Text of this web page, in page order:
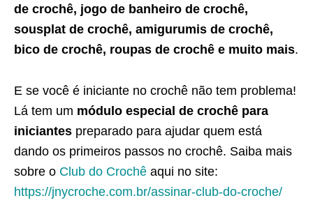
de crochê, jogo de banheiro de crochê,
sousplat de crochê, amigurumis de crochê,
bico de crochê, roupas de crochê e muito mais.
E se você é iniciante no crochê não tem problema!
Lá tem um módulo especial de crochê para
iniciantes preparado para ajudar quem está
dando os primeiros passos no crochê. Saiba mais
sobre o Club do Crochê aqui no site:
https://jnycroche.com.br/assinar-club-do-croche/